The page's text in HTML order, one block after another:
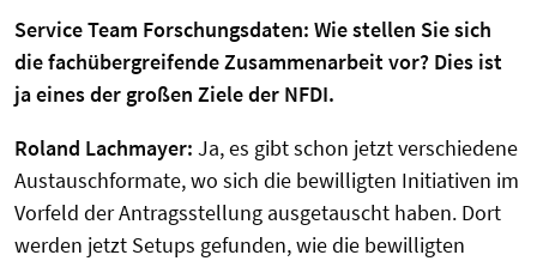
Service Team Forschungsdaten: Wie stellen Sie sich
die fachübergreifende Zusammenarbeit vor? Dies ist
ja eines der großen Ziele der NFDI.
Roland Lachmayer: Ja, es gibt schon jetzt verschiedene
Austauschformate, wo sich die bewilligten Initiativen im
Vorfeld der Antragsstellung ausgetauscht haben. Dort
werden jetzt Setups gefunden, wie die bewilligten